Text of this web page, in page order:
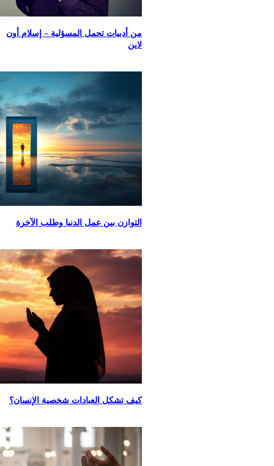
من أدبيات تحمل المسؤلية – إسلام أون
لاين
التوازن بين عمل الدنيا وطلب الآخرة
كيف تشكل العبادات شخصية الإنسان؟